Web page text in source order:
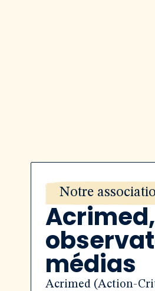
Notre
Acrimed,
médias
Acrimed (Action-